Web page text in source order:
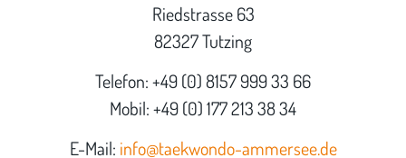
Riedstrasse 63
82327 Tutzing
Telefon: +49 (0) 8157 999 33 66
Mobil: +49 (0) 177 213 38 34
E-Mail: info@taekwondo-ammersee.de